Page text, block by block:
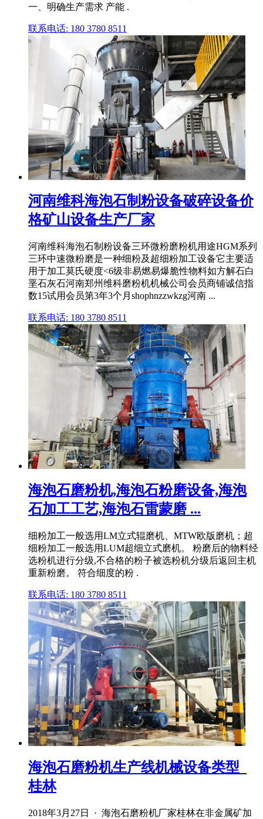
一、明确生产需求 产能 .
联系电话: 180 3780 8511
河南维科海泡石制粉设备破碎设备价
格矿山设备生产厂家
河南维科海泡石制粉设备三环微粉磨粉机用途HGM系列
三环中速微粉磨是一种细粉及超细粉加工设备它主要适
用于加工莫氏硬度<6级非易燃易爆脆性物料如方解石白
垩石灰石河南郑州维科磨粉机机械公司会员商铺诚信指
数15试用会员第3年3个月shophnzzwkzg河南 ...
联系电话: 180 3780 8511
海泡石磨粉机,海泡石粉磨设备,海泡
石加工工艺,海泡石雷蒙磨 ...
细粉加工一般选用LM立式辊磨机、MTW欧版磨机；超
细粉加工一般选用LUM超细立式磨机。 粉磨后的物料经
选粉机进行分级,不合格的粉子被选粉机分级后返回主机
重新粉磨。 符合细度的粉 .
联系电话: 180 3780 8511
海泡石磨粉机生产线机械设备类型_
桂林
2018年3月27日 · 海泡石磨粉机厂家桂林在非金属矿加